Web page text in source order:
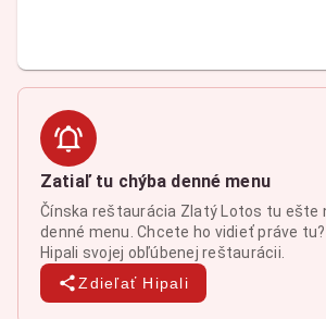
Zatiaľ tu chýba denné menu
Čínska reštaurácia Zlatý Lotos tu ešte
denné menu. Chcete ho vidieť práve
Hipali svojej obľúbenej reštaurácii.
Zdieľať Hipali